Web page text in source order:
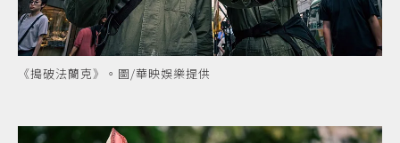
《搗破法蘭克》。圖/華映娛樂提供